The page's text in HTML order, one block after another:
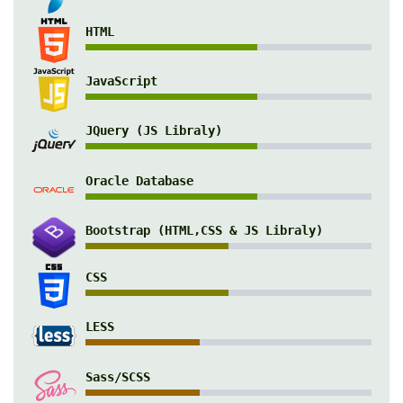
HTML
JavaScript
JQuery (JS Libraly)
Oracle Database
Bootstrap (HTML,CSS & JS Libraly)
CSS
LESS
Sass/SCSS